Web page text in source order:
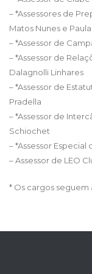
– *Assessores de
Matos Nunes e
– *Assessor de
– *Assessor de
Dalagnolli Linhares
– *Assessor de
Pradella
– *Assessor de
Schiochet
– *Assessor Especial
– Assessor de LEO
* Os cargos